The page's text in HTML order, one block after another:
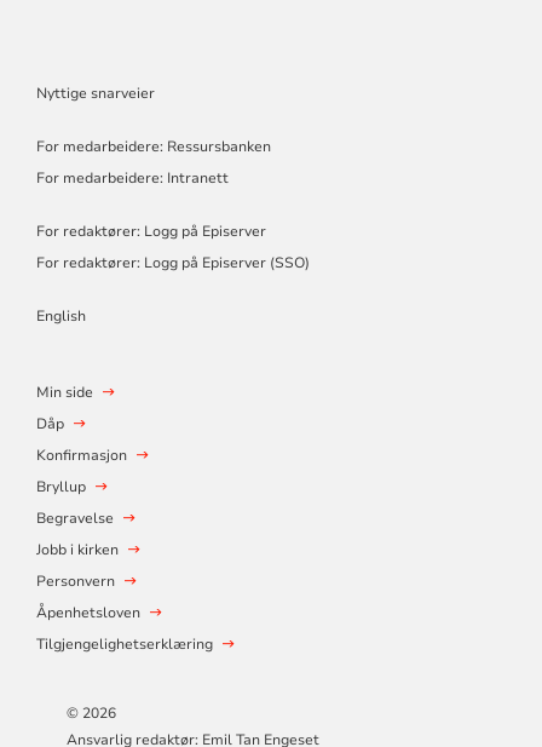
Nyttige snarveier
For medarbeidere: Ressursbanken
For medarbeidere: Intranett
For redaktører: Logg på Episerver
For redaktører: Logg på Episerver (SSO)
English
Min side
Dåp
Konfirmasjon
Bryllup
Begravelse
Jobb i kirken
Personvern
Åpenhetsloven
Tilgjengelighetserklæring
© 2026
Ansvarlig redaktør: Emil Tan Engeset